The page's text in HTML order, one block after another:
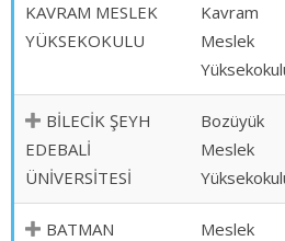
KAVRAM MESLEK
YÜKSEKOKULU
Kavram
Meslek
BİLECİK ŞEYH
EDEBALİ
ÜNİVERSİTESİ
Bozüyük
Meslek
BATMAN
Meslek